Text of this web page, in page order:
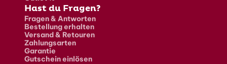
Hast du Fragen?
Fragen & Antworten
Bestellung erhalten
Versand & Retouren
Zahlungsarten
Garantie
Gutschein einlösen